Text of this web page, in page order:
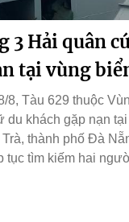
3 Hải quân
tại vùng
8, Tàu 629 thuộc
du khách gặp nạn
thành phố Đà
tục tìm kiếm hai